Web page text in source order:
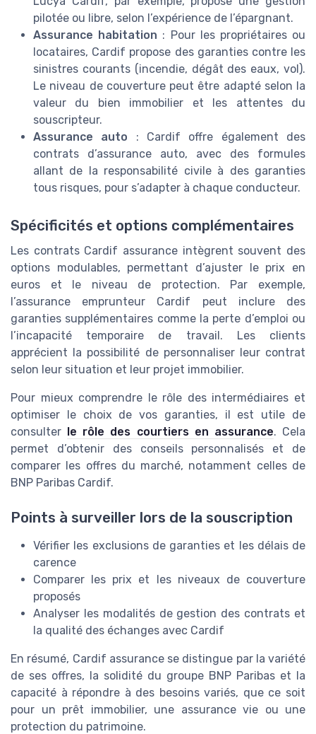
pilotée ou libre, selon l’expérience de l’épargnant.
Assurance habitation : Pour les propriétaires ou
locataires, Cardif propose des garanties contre les
sinistres courants (incendie, dégât des eaux, vol).
Le niveau de couverture peut être adapté selon la
valeur du bien immobilier et les attentes du
souscripteur.
Assurance auto : Cardif offre également des
contrats d’assurance auto, avec des formules
allant de la responsabilité civile à des garanties
tous risques, pour s’adapter à chaque conducteur.
Spécificités et options complémentaires
Les contrats Cardif assurance intègrent souvent des
options modulables, permettant d’ajuster le prix en
euros et le niveau de protection. Par exemple,
l’assurance emprunteur Cardif peut inclure des
garanties supplémentaires comme la perte d’emploi ou
l’incapacité temporaire de travail. Les clients
apprécient la possibilité de personnaliser leur contrat
selon leur situation et leur projet immobilier.
Pour mieux comprendre le rôle des intermédiaires et
optimiser le choix de vos garanties, il est utile de
consulter
le rôle des courtiers en assurance. Cela
permet d’obtenir des conseils personnalisés et de
comparer les offres du marché, notamment celles de
BNP Paribas Cardif.
Points à surveiller lors de la souscription
Vérifier les exclusions de garanties et les délais de
carence
Comparer les prix et les niveaux de couverture
proposés
Analyser les modalités de gestion des contrats et
la qualité des échanges avec Cardif
En résumé, Cardif assurance se distingue par la variété
de ses offres, la solidité du groupe BNP Paribas et la
capacité à répondre à des besoins variés, que ce soit
pour un prêt immobilier, une assurance vie ou une
protection du patrimoine.